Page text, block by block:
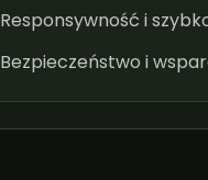
Responsywność i
Bezpieczeństwo i